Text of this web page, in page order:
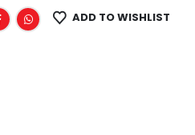
ADD TO WISHLIST